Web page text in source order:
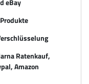
eBay
Ratenkauf,
Amazon